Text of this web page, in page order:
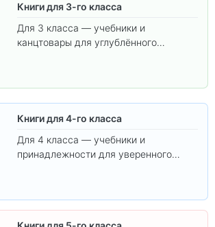
Книги для 3-го класса
Для 3 класса — учебники и
канцтовары для углублённого
Книги для 4-го класса
Для 4 класса — учебники и
принадлежности для уверенного